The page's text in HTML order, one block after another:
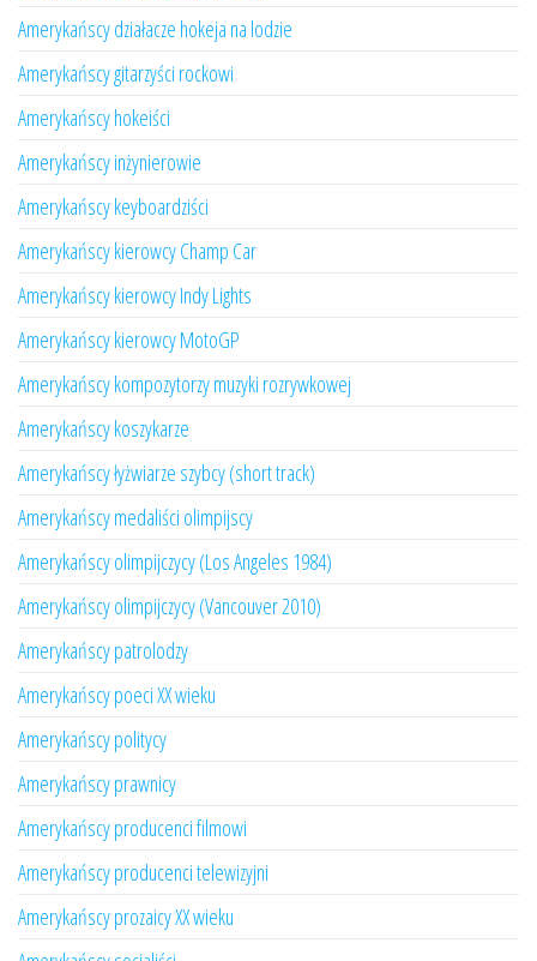
Amerykańscy działacze hokeja na lodzie
Amerykańscy gitarzyści rockowi
Amerykańscy hokeiści
Amerykańscy inżynierowie
Amerykańscy keyboardziści
Amerykańscy kierowcy Champ Car
Amerykańscy kierowcy Indy Lights
Amerykańscy kierowcy MotoGP
Amerykańscy kompozytorzy muzyki rozrywkowej
Amerykańscy koszykarze
Amerykańscy łyżwiarze szybcy (short track)
Amerykańscy medaliści olimpijscy
Amerykańscy olimpijczycy (Los Angeles 1984)
Amerykańscy olimpijczycy (Vancouver 2010)
Amerykańscy patrolodzy
Amerykańscy poeci XX wieku
Amerykańscy politycy
Amerykańscy prawnicy
Amerykańscy producenci filmowi
Amerykańscy producenci telewizyjni
Amerykańscy prozaicy XX wieku